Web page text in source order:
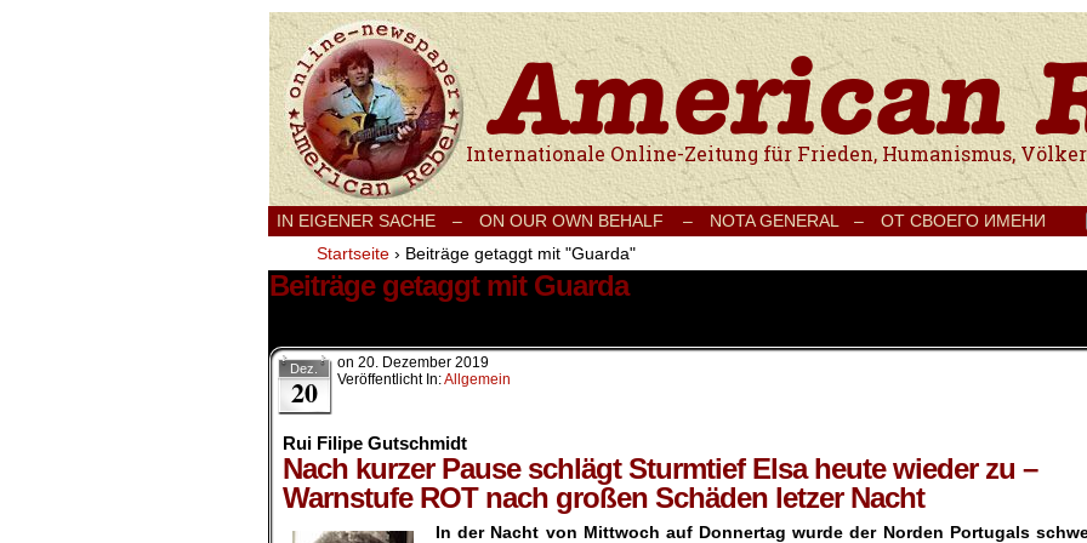
Internationale Onlinezeitung für Frieden, Humanismus, Völkerverständigung und
IN EIGENER SACHE – ON OUR OWN BEHALF – NOTA GENERAL – ОТ СВОЕГО ИМЕНИ
Startseite › Beiträge getaggt mit "Guarda"
Beiträge getaggt mit Guarda
Dez.
20
on 20. Dezember 2019
Veröffentlicht In:Allgemein
Rui Filipe Gutschmidt
Nach kurzer Pause schlägt Sturmtief Elsa heute wieder zu –
Warnstufe ROT nach großen Schäden letzer Nacht
In der Nacht von Mittwoch auf Donnertag wurde der Norden Portugals